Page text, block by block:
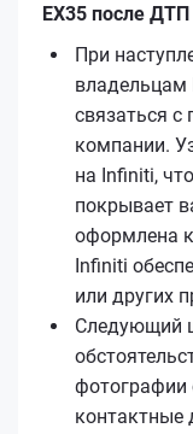
EX35 после
При
владельцам
связаться с
компании.
на Infiniti,
покрывает
оформлена
Infiniti
или других
Следующий
фотографии
контактные